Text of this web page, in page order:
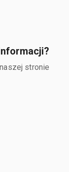
stronie